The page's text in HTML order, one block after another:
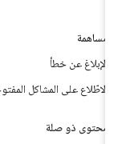
مساهمة
الإبلاغ عن خطأ
الاطّلاع على المشاكل المفتوحة
محتوى ذو صلة